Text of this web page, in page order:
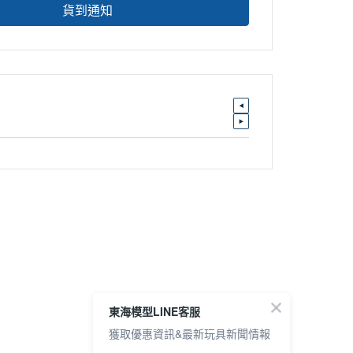
貨到通知
東海模型LINE客服
獲取優惠資訊&最新玩具新聞情報